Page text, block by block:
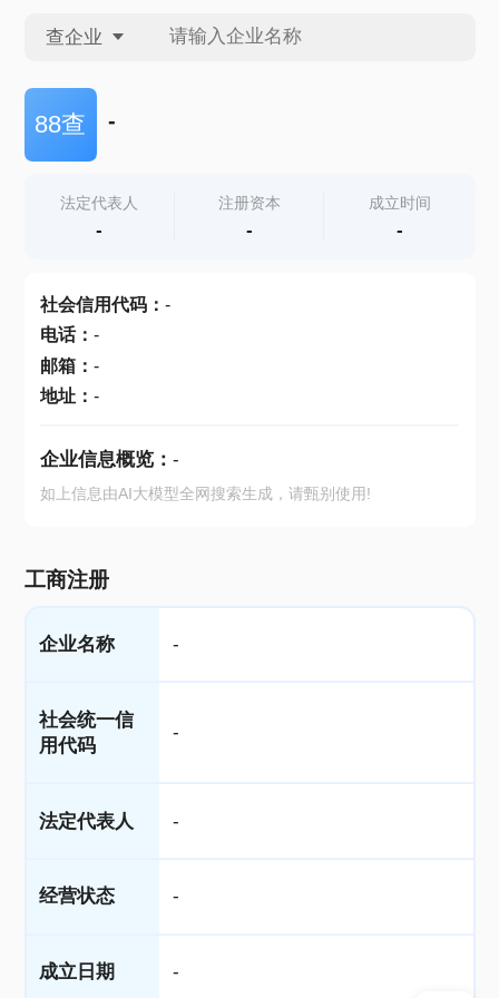
查企业
查企业
查产地
88查 -
法定代表人
-
注册资本
-
成立时间
-
社会信用代码： -
电话： -
邮箱： -
地址： -
企业信息概览： -
如上信息由AI大模型全网搜索生成，请甄别使用!
工商注册
企业名称 -
社会统一信
用代码
-
法定代表人 -
经营状态 -
成立日期 -